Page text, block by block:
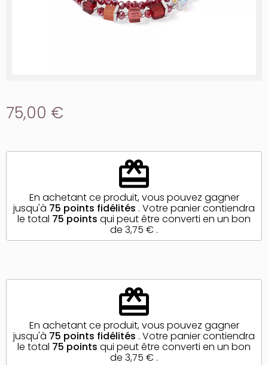
75,00 €
redeem
En achetant ce produit, vous pouvez gagner
jusqu'à 75 points fidélités . Votre panier contiendra
le total 75 points qui peut être converti en un bon
de 3,75 € .
redeem
En achetant ce produit, vous pouvez gagner
jusqu'à 75 points fidélités . Votre panier contiendra
le total 75 points qui peut être converti en un bon
de 3,75 € .